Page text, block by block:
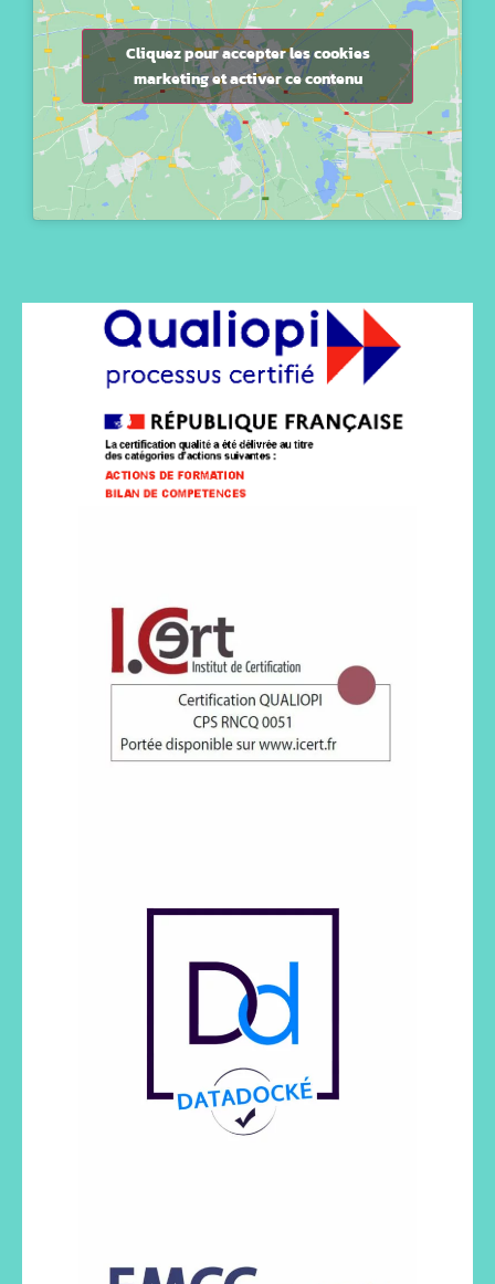
Cliquez pour accepter les cookies
marketing et activer ce contenu